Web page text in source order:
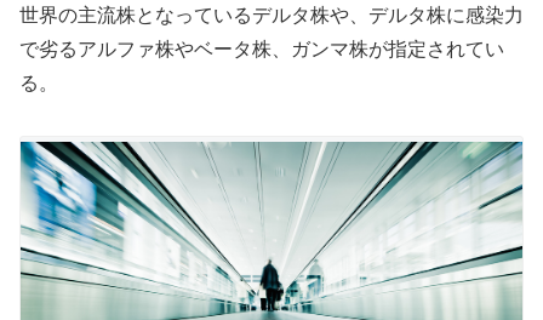
世界の主流株となっているデルタ株や、デルタ株に感染力
で劣るアルファ株やベータ株、ガンマ株が指定されてい
る。